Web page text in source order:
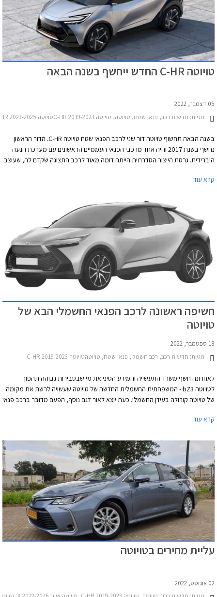
טויוטה C-HR החדש ייחשף בשנה הבאה
05 דצמבר, 2022
תגיות: חדשות רכב, פנאי שטח, טויוטה, טויוטה C-HR 2019-2023טויוטה C-HR 2023-2025
בשנה הבאה תחשוף טויוטה דור שני לרכב הפנאי שטח טויוטה C-HR. הדור הראשון
נחשף בשנת 2017 והיה אחד מרכבי הפנאי העממיים הראשונים עם מערכת הנעה
היברידית. גרסת הייצור הסדרתית הייתה דומה מאוד לרכב התצוגה שקדם לה, שעוצב
אף נקודות תורפה בתחום השימושיות עקב מושב אחורי קלסטרופובי, תא מטע קטן
מקצה שיפורים קל מאז, אך הוא בישורת האחרונה לפני סיום מחזור חייו וטויוטה כבר
חושפת קדימון לדור הבא.
קרא עוד
חשיפה ראשונה לרכב הפנאי החשמלי הבא של
טויוטה
18 ספטמבר, 2022
תגיות: חדשות רכב, רכב חשמלי, פנאי שטח, טויוטהטויוטה C-HR 2019-2023
לאחרונה חשף משרד התעשייה והמידע הסיני את מי שבסבירות גבוהה תהפוך
לטויוטה bZ3 - המשפחתית החשמלית החדשה של טויוטה שעשויה לרשת את מקומה
של טויוטה קורולה בעידן החשמלי. כעת יוצא לאור דגם נוסף, הפעם מדובר ברכב פנאי
עדיין לא עלה על הכבישים ונמצא בהמתנה לפתרון לתקלה סדרתית שעשויה לגרום
קרא עוד
עליית מחירים בטויוטה
02 אוגוסט, 2022